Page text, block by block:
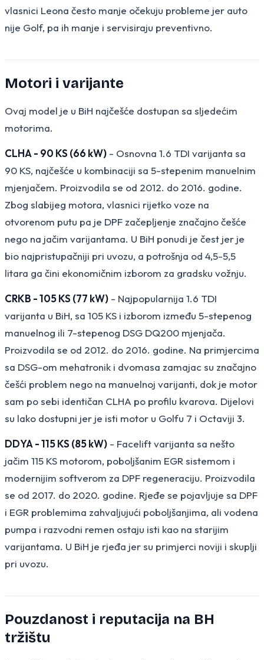
vlasnici Leona često manje očekuju probleme jer auto
nije Golf, pa ih manje i servisiraju preventivno.
Motori i varijante
Ovaj model je u BiH najčešće dostupan sa sljedećim
motorima.
CLHA - 90 KS (66 kW) - Osnovna 1.6 TDI varijanta sa
90 KS, najčešće u kombinaciji sa 5-stepenim manuelnim
mjenjačem. Proizvodila se od 2012. do 2016. godine.
Zbog slabijeg motora, vlasnici rijetko voze na
otvorenom putu pa je DPF začepljenje značajno češće
nego na jačim varijantama. U BiH ponudi je čest jer je
bio najpristupačniji pri uvozu, a potrošnja od 4,5-5,5
litara ga čini ekonomičnim izborom za gradsku vožnju.
CRKB - 105 KS (77 kW) - Najpopularnija 1.6 TDI
varijanta u BiH, sa 105 KS i izborom između 5-stepenog
manuelnog ili 7-stepenog DSG DQ200 mjenjača.
Proizvodila se od 2012. do 2016. godine. Na primjercima
sa DSG-om mehatronik i dvomasa zamajac su značajno
češći problem nego na manuelnoj varijanti, dok je motor
sam po sebi identičan CLHA po profilu kvarova. Dijelovi
su lako dostupni jer je isti motor u Golfu 7 i Octaviji 3.
DDYA - 115 KS (85 kW) - Facelift varijanta sa nešto
jačim 115 KS motorom, poboljšanim EGR sistemom i
modernijim softverom za DPF regeneraciju. Proizvodila
se od 2017. do 2020. godine. Rjeđe se pojavljuje sa DPF
i EGR problemima zahvaljujući poboljšanjima, ali vodena
pumpa i razvodni remen ostaju isti kao na starijim
varijantama. U BiH je rjeđa jer su primjerci noviji i skuplji
pri uvozu.
Pouzdanost i reputacija na BH
tržištu